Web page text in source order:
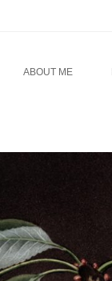
ABOUT ME